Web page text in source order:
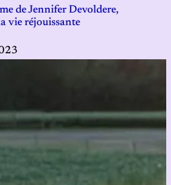
de Jennifer Devoldere,
vie réjouissante